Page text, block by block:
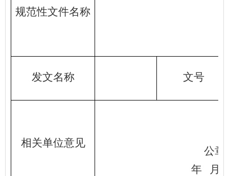
规范性文件名称
发文名称 文号
相关单位意见
公章
年
月